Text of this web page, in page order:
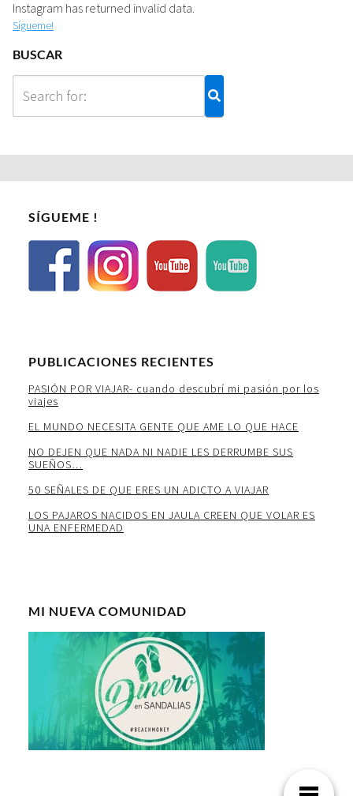
Instagram has returned invalid data.
Sígueme!
BUSCAR
SÍGUEME !
PUBLICACIONES RECIENTES
PASIÓN POR VIAJAR- cuando descubrí mi pasión por los
viajes
EL MUNDO NECESITA GENTE QUE AME LO QUE HACE
NO DEJEN QUE NADA NI NADIE LES DERRUMBE SUS
SUEÑOS…
50 SEÑALES DE QUE ERES UN ADICTO A VIAJAR
LOS PAJAROS NACIDOS EN JAULA CREEN QUE VOLAR ES
UNA ENFERMEDAD
MI NUEVA COMUNIDAD